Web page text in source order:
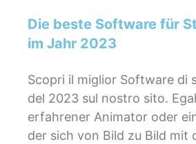
Die beste Software für
im Jahr 2023
Scopri il miglior Software di
del 2023 sul nostro sito.
erfahrener Animator oder
der sich von Bild zu Bild mit